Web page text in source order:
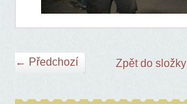
← Předchozí Zpět do složky